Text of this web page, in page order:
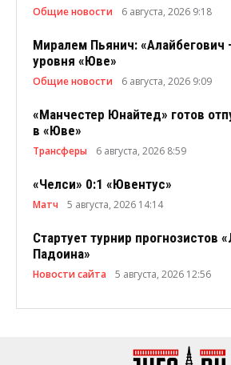
Общие новости 6 августа, 2026 9:18
Миралем Пьянич: «Алайбегович
уровня «Юве»
Общие новости 6 августа, 2026 9:09
«Манчестер Юнайтед» готов
в «Юве»
Трансферы 6 августа, 2026 8:59
«Челси» 0:1 «Ювентус»
Матч 5 августа, 2026 14:14
Стартует турнир прогнозистов
Падоина»
Новости сайта 5 августа, 2026 12:56